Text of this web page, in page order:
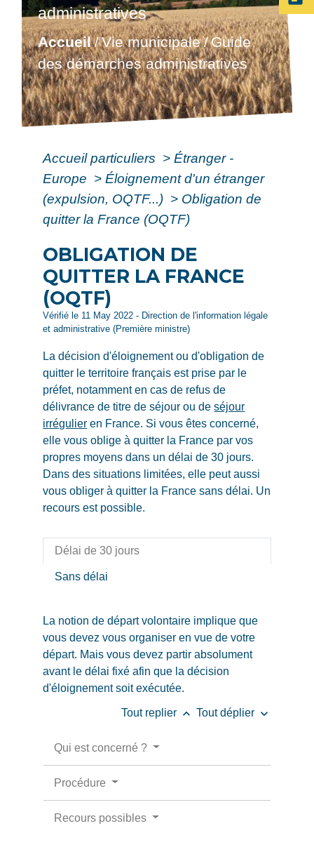
administratives
Accueil/Vie municipale/Guide
des démarches administratives
Accueil particuliers > Étranger -
Europe > Éloignement d'un étranger
(expulsion, OQTF...) > Obligation de
quitter la France (OQTF)
OBLIGATION DE
QUITTER LA FRANCE
(OQTF)
Vérifié le 11 May 2022 - Direction de l'information légale
et administrative (Première ministre)
La décision d'éloignement ou d'obligation de
quitter le territoire français est prise par le
préfet, notamment en cas de refus de
délivrance de titre de séjour ou deséjour
irrégulier en France. Si vous êtes concerné,
elle vous oblige à quitter la France par vos
propres moyens dans un délai de 30 jours.
Dans des situations limitées, elle peut aussi
vous obliger à quitter la France sans délai. Un
recours est possible.
Délai de 30 jours
Sans délai
La notion de départ volontaire implique que
vous devez vous organiser en vue de votre
départ. Mais vous devez partir absolument
avant le délai fixé afin que la décision
d'éloignement soit exécutée.
Tout replier keyboard_arrow_up Tout déplier keyboard_arrow_down
Qui est concerné ?
Procédure
Recours possibles